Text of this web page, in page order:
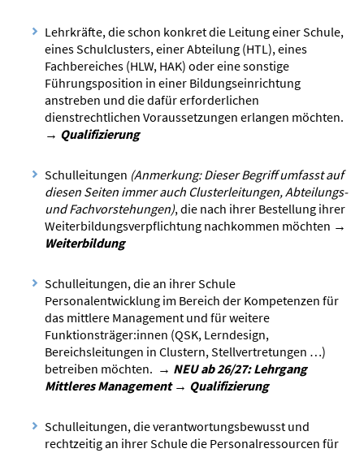
Lehrkräfte, die schon konkret die Leitung einer Schule,
eines Schulclusters, einer Abteilung (HTL), eines
Fachbereiches (HLW, HAK) oder eine sonstige
Führungsposition in einer Bildungseinrichtung
anstreben und die dafür erforderlichen
dienstrechtlichen Voraussetzungen erlangen möchten.
→ Qualifizierung
Schulleitungen (Anmerkung: Dieser Begriff umfasst auf
diesen Seiten immer auch Clusterleitungen, Abteilungs-
und Fachvorstehungen), die nach ihrer Bestellung ihrer
Weiterbildungsverpflichtung nachkommen möchten →
Weiterbildung
Schulleitungen, die an ihrer Schule
Personalentwicklung im Bereich der Kompetenzen für
das mittlere Management und für weitere
Funktionsträger:innen (QSK, Lerndesign,
Bereichsleitungen in Clustern, Stellvertretungen …)
betreiben möchten. → NEU ab 26/27: Lehrgang
Mittleres Management → Qualifizierung
Schulleitungen, die verantwortungsbewusst und
rechtzeitig an ihrer Schule die Personalressourcen für